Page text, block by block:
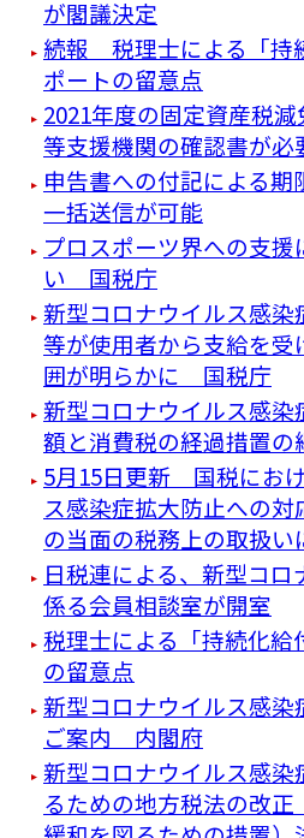
が閣議決定
続報 税理士による「持
ポートの留意点
2021年度の固定資産税
等支援機関の確認書が必
申告書への付記による
一括送信が可能
プロスポーツ界への支
い 国税庁
新型コロナウイルス感染
等が使用者から支給を
囲が明らかに 国税庁
新型コロナウイルス感
額と消費税の経過措置の
5月15日更新 国税にお
ス感染症拡大防止への
の当面の税務上の取扱
日税連による、新型コ
係る会員相談室が開室
税理士による「持続化給
の留意点
新型コロナウイルス感染
ご案内 内閣府
新型コロナウイルス感
るための地方税法の改